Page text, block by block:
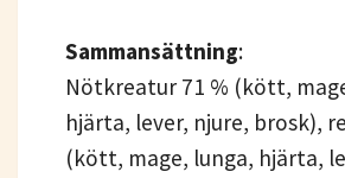
Sammansättning:
Nötkreatur 71 % (kött,
hjärta, lever, njure, brosk),
(kött, mage, lunga, hjärta,